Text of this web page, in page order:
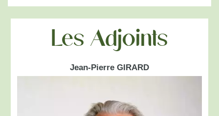
Les Adjoints
Jean-Pierre GIRARD